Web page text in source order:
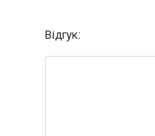
Відгук: